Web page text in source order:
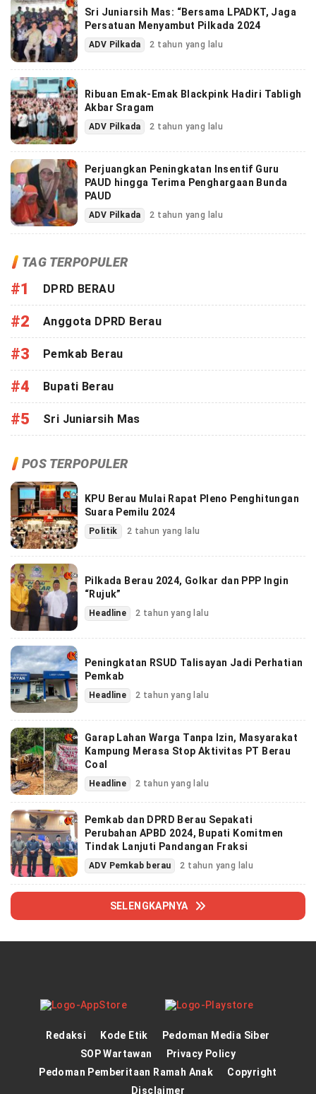
Sri Juniarsih Mas: “Bersama LPADKT, Jaga
Persatuan Menyambut Pilkada 2024
ADV Pilkada 2 tahun yang lalu
Ribuan Emak-Emak Blackpink Hadiri Tabligh
Akbar Sragam
ADV Pilkada 2 tahun yang lalu
Perjuangkan Peningkatan Insentif Guru
PAUD hingga Terima Penghargaan Bunda
PAUD
ADV Pilkada 2 tahun yang lalu
TAG TERPOPULER
#1 DPRD BERAU
#2 Anggota DPRD Berau
#3 Pemkab Berau
#4 Bupati Berau
#5 Sri Juniarsih Mas
POS TERPOPULER
KPU Berau Mulai Rapat Pleno Penghitungan
Suara Pemilu 2024
Politik 2 tahun yang lalu
Pilkada Berau 2024, Golkar dan PPP Ingin
“Rujuk”
Headline 2 tahun yang lalu
Peningkatan RSUD Talisayan Jadi Perhatian
Pemkab
Headline 2 tahun yang lalu
Garap Lahan Warga Tanpa Izin, Masyarakat
Kampung Merasa Stop Aktivitas PT Berau
Coal
Headline 2 tahun yang lalu
Pemkab dan DPRD Berau Sepakati
Perubahan APBD 2024, Bupati Komitmen
Tindak Lanjuti Pandangan Fraksi
ADV Pemkab berau 2 tahun yang lalu
SELENGKAPNYA
Redaksi Kode Etik
Pedoman Media Siber
SOP Wartawan
Privacy Policy
Pedoman Pemberitaan Ramah Anak
Copyright
Disclaimer